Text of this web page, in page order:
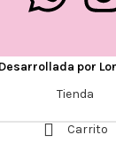
Desarrollada por
Tienda
Carrito